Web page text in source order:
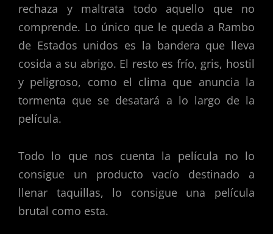
rechaza y maltrata todo aquello que no
comprende. Lo único que le queda a Rambo
de Estados unidos es la bandera que lleva
cosida a su abrigo. El resto es frío, gris, hostil
y peligroso, como el clima que anuncia la
tormenta que se desatará a lo largo de la
película.
Todo lo que nos cuenta la película no lo
consigue un producto vacío destinado a
llenar taquillas, lo consigue una película
brutal como esta.